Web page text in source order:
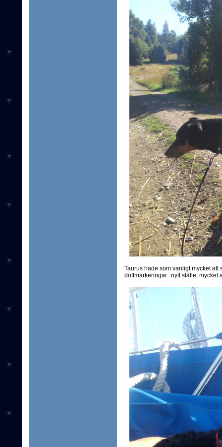
Taurus hade som vanligt mycket att
doftmarkeringar...nytt ställe, mycket